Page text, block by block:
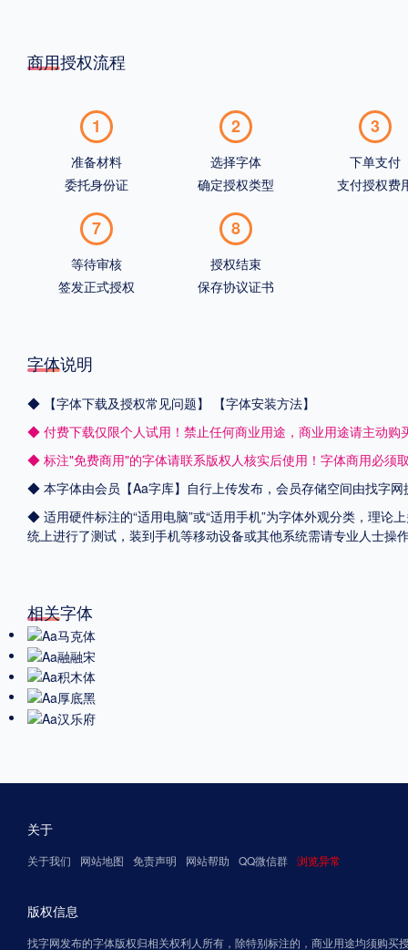
商用授权流程
1
准备材料
委托身份证
2
选择字体
确定授权类型
3
下单支付
支付授权费
7
等待审核
签发正式授权
8
授权结束
保存协议证书
字体说明
◆ 【字体下载及授权常见问题】
【字体安装方法】
◆ 付费下载仅限个人试用！禁止任何商业用途，商业用途请主动购
◆ 标注"免费商用"的字体请联系版权人核实后使用！字体商用必须
◆ 本字体由会员【Aa字库】自行上传发布，会员存储空间由找字
◆ 适用硬件标注的“适用电脑”或“适用手机”为字体外观分类，理论
统上进行了测试，装到手机等移动设备或其他系统需请专业人士
相关字体
关于
关于我们 网站地图 免责声明 网站帮助 QQ微信群 浏览异常
版权信息
找字网发布的字体版权归相关权利人所有，除特别标注的，商业用途均须购买